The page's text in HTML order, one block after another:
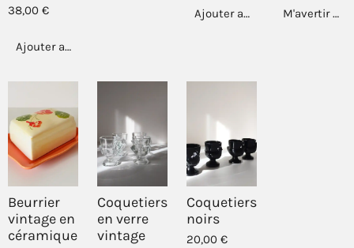
38,00 €
Ajouter au panier
Ajouter au panierM'avertir si
Beurrier
vintage en
céramique
Coquetiers
en verre
vintage
Coquetiers
noirs
20,00 €